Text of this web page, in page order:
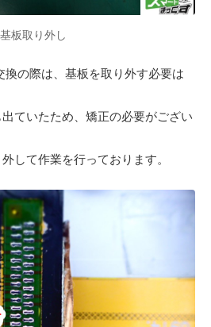
基板取り外し
の際は、基板を取り外す必要は
ていたため、矯正の必要がござい
して作業を行っております。